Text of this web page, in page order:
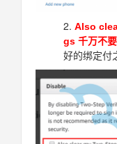
Also
gs 千万不
好的绑定付